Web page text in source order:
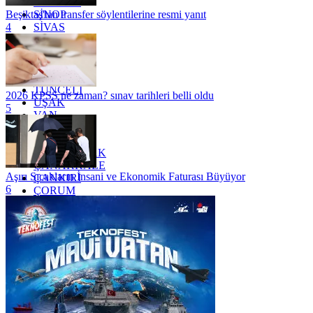
SİNOP
SİVAS
SİİRT
TEKİRDAĞ
TOKAT
TRABZON
TUNCELİ
UŞAK
VAN
YALOVA
YOZGAT
ZONGULDAK
ÇANAKKALE
ÇANKIRI
ÇORUM
İSTANBUL
İZMİR
ŞANLIURFA
ŞIRNAK
Beşiktaş'tan transfer söylentilerine resmi yanıt
4
2026 KPSS ne zaman? sınav tarihleri belli oldu
5
Aşırı Sıcakların İnsani ve Ekonomik Faturası Büyüyor
6